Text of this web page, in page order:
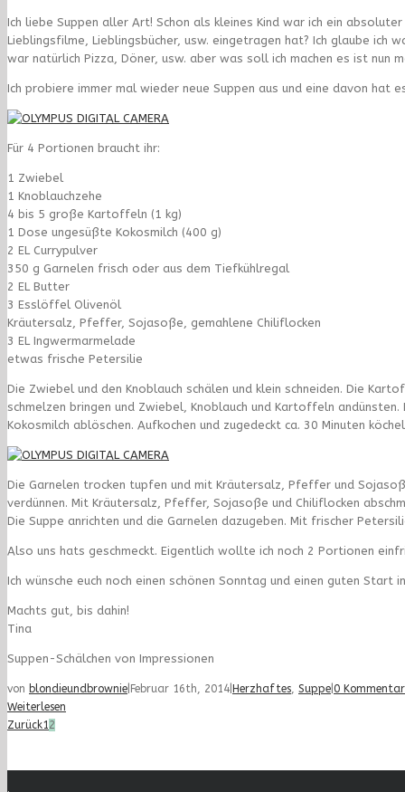
Ich liebe Suppen aller Art! Schon als kleines Kind war ich ein
Lieblingsfilme, Lieblingsbücher, usw. eingetragen hat? Ich glaube ich
war natürlich Pizza, Döner, usw. aber was soll ich machen es ist nun
Ich probiere immer mal wieder neue Suppen aus und eine davon
Für 4 Portionen braucht ihr:
1 Zwiebel
1 Knoblauchzehe
4 bis 5 große Kartoffeln (1 kg)
1 Dose ungesüßte Kokosmilch (400 g)
2 EL Currypulver
350 g Garnelen frisch oder aus dem Tiefkühlregal
2 EL Butter
3 Esslöffel Olivenöl
Kräutersalz, Pfeffer, Sojasoße, gemahlene Chiliflocken
3 EL Ingwermarmelade
etwas frische Petersilie
Die Zwiebel und den Knoblauch schälen und klein schneiden. Die
schmelzen bringen und Zwiebel, Knoblauch und Kartoffeln
Kokosmilch ablöschen. Aufkochen und zugedeckt ca. 30 Minuten
Die Garnelen trocken tupfen und mit Kräutersalz, Pfeffer und
verdünnen. Mit Kräutersalz, Pfeffer, Sojasoße und Chiliflocken
Die Suppe anrichten und die Garnelen dazugeben. Mit frischer
Also uns hats geschmeckt. Eigentlich wollte ich noch 2 Portionen
Ich wünsche euch noch einen schönen Sonntag und einen guten Start
Machts gut, bis dahin!
Tina
Suppen-Schälchen von Impressionen
von blondieundbrownie Februar 16th, 2014 Herzhaftes Suppe 0
Weiterlesen
Zurück1 2